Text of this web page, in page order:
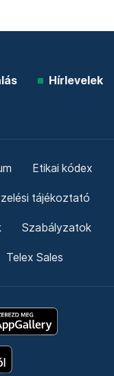
Hírlevelek
Etikai kódex
tájékoztató
Szabályzatok
Telex Sales